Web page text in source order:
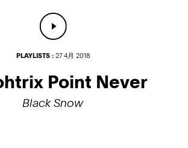
PLAYLISTS :27 4月 2018
Point Never
Black Snow